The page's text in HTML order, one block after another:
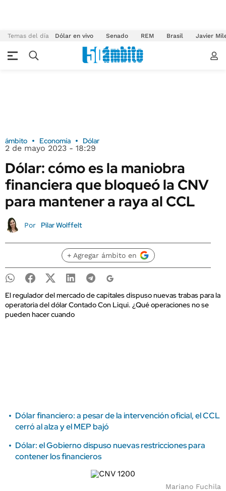
Temas del día Dólar en vivo Senado REM Brasil Javier
ámbito Economía Dólar
2 de mayo 2023 - 18:29
Dólar: cómo es la maniobra
financiera que bloqueó la CNV
para mantener a raya al CCL
Por Pilar Wolffelt
+ Agregar ámbito en
El regulador del mercado de capitales dispuso nuevas trabas para la
operatoria del dólar Contado Con Liqui. ¿Qué operaciones no se
pueden hacer cuando
Dólar financiero: a pesar de la intervención oficial, el CCL
cerró al alza y el MEP bajó
Dólar: el Gobierno dispuso nuevas restricciones para
contener los financieros
Mariano Fuchila